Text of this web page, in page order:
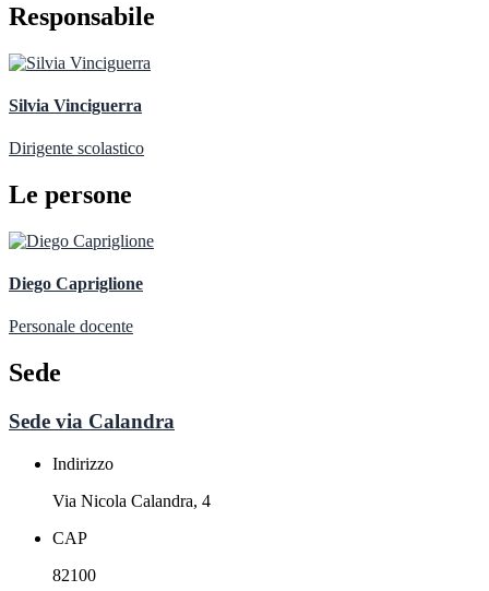
Responsabile
Silvia Vinciguerra
Dirigente scolastico
Le persone
Diego Capriglione
Personale docente
Sede
Sede via Calandra
Indirizzo
Via Nicola Calandra, 4
CAP
82100